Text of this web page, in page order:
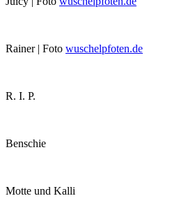
Rainer | Foto wuschelpfoten.de
R. I. P.
Benschie
Motte und Kalli